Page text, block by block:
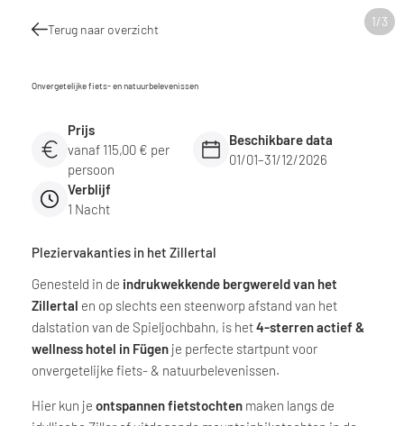
1/3
Terug naar overzicht
Onvergetelijke fiets- en natuurbelevenissen
Prijs
vanaf 115,00 € per
persoon
Beschikbare data
01/01–31/12/2026
Verblijf
1 Nacht
Pleziervakanties in het Zillertal
Genesteld in de indrukwekkende bergwereld van het
Zillertal en op slechts een steenworp afstand van het
dalstation van de Spieljochbahn, is het4-sterren actief &
wellness hotel in Fügen je perfecte startpunt voor
onvergetelijke fiets- & natuurbelevenissen.
Hier kun je ontspannen fietstochten maken langs de